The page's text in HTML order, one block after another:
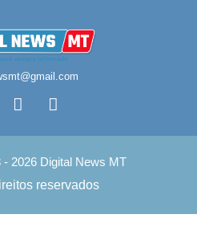
2026 Digital News MT
reservados